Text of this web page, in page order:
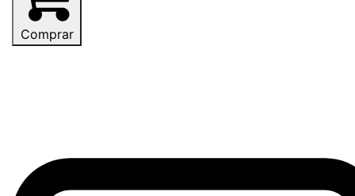
Comprar